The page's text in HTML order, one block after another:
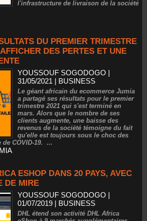
l'infrastructure de livraison de la société
DU PREMIER TRIMESTRE
DES PERTES ET UNE
YOUSSOUF SOGODOGO |
31/05/2021 | BUSINESS
Le géant africain du ecommerce Jumia
a partagé ses résultats pour le premier
trimestre 2021 qui s'est terminé en
mars. Alors que le nombre de ses
clients augmente, une baisse des
revenus de la société témoigne du fait
qu'elle est toujours sous le choc des
de COVID-19. ...
ESHOP DANS 20 PAYS, AVEC
DE MIRE
YOUSSOUF SOGODOGO |
01/07/2019 | BUSINESS
DHL étend son activité DHL Africa